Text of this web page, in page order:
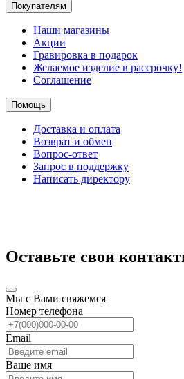
Покупателям
Наши магазины
Акции
Гравировка в подарок
Желаемое изделие в рассрочку!
Соглашение
Помощь
Доставка и оплата
Возврат и обмен
Вопрос-ответ
Запрос в поддержку
Написать директору
Оставьте свои
Мы с Вами свяжемся
Номер телефона
Email
Ваше имя